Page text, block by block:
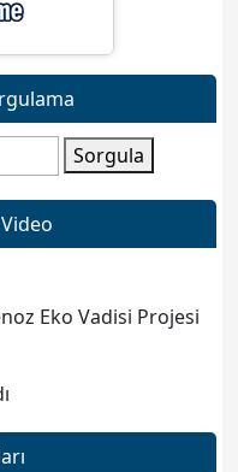
Sorgula
Eko Vadisi Projesi